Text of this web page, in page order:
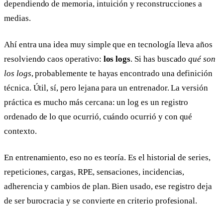
dependiendo de memoria, intuición y reconstrucciones a
medias.
Ahí entra una idea muy simple que en tecnología lleva años
resolviendo caos operativo: los logs. Si has buscadoqué son
los logs, probablemente te hayas encontrado una definición
técnica. Útil, sí, pero lejana para un entrenador. La versión
práctica es mucho más cercana: un log es un registro
ordenado de lo que ocurrió, cuándo ocurrió y con qué
contexto.
En entrenamiento, eso no es teoría. Es el historial de series,
repeticiones, cargas, RPE, sensaciones, incidencias,
adherencia y cambios de plan. Bien usado, ese registro deja
de ser burocracia y se convierte en criterio profesional.